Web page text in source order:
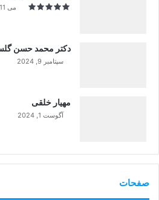
می 11, 2026
دکتر محمد حسن
سپتامبر 9, 2024
مهیار خلقی
آگوست 1, 2024
صفحات